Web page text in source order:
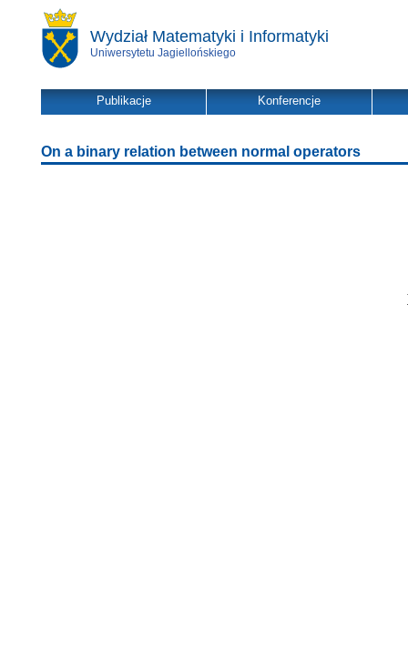
Wydział Matematyki i Informatyki
Uniwersytetu Jagiellońskiego
Publikacje Konferencje
On a binary relation between normal operators